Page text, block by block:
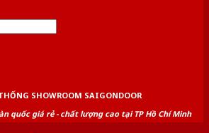
SHOWROOM SAIGONDOOR
quốc giá rẻ - chất lượng cao tại TP Hồ Chí Minh